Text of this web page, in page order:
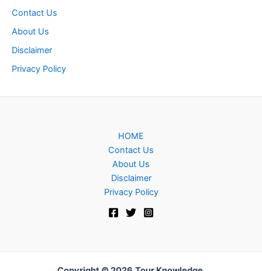
Contact Us
About Us
Disclaimer
Privacy Policy
HOME
Contact Us
About Us
Disclaimer
Privacy Policy